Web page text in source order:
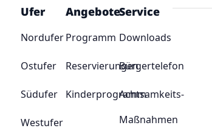
Ufer
Nordufer
Ostufer
Südufer
Westufer
Angebote
Programm
Reservierungen
Kinderprogramm
Service
Downloads
Bürgertelefon
Achtsamkeits-
Maßnahmen